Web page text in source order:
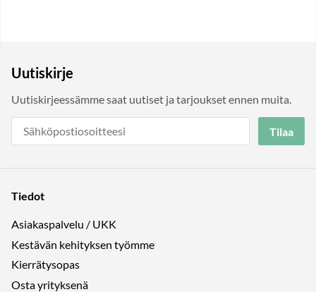
Uutiskirje
Uutiskirjeessämme saat uutiset ja tarjoukset ennen muita.
Tilaa
Tiedot
Asiakaspalvelu / UKK
Kestävän kehityksen työmme
Kierrätysopas
Osta yrityksenä